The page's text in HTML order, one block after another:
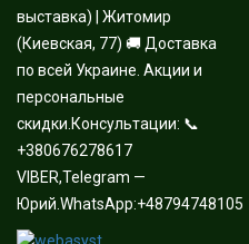
выставка) | Житомир
(Киевская, 77) 🚚 Доставка
по всей Украине. Акции и
персональные
скидки.Консультации: 📞
+380676278617
VIBER,Telegram —
Юрий.WhatsApp:+48794748105